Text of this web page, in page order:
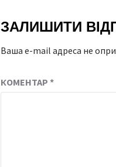
ЗАЛИШИТИ
Ваша e-mail адреса не
КОМЕНТАР *